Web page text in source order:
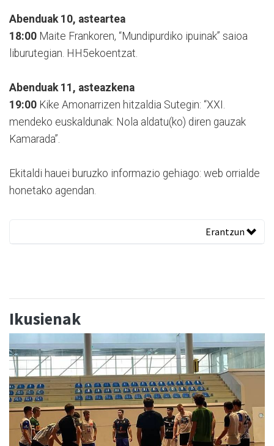
Abenduak 10, asteartea
18:00 Maite Frankoren, “Mundipurdiko ipuinak” saioa
liburutegian. HH5ekoentzat.
Abenduak 11, asteazkena
19:00 Kike Amonarrizen hitzaldia Sutegin: “XXI.
mendeko euskaldunak: Nola aldatu(ko) diren gauzak
Kamarada”.
Ekitaldi hauei buruzko informazio gehiago: web orrialde
honetako agendan.
Erantzun
Ikusienak